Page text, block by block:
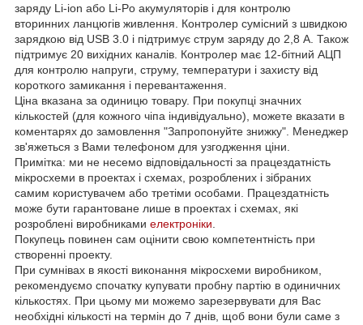
заряду Li-ion або Li-Po акумуляторів і для контролю
вторинних ланцюгів живлення. Контролер сумісний з швидкою
зарядкою від USB 3.0 і підтримує струм заряду до 2,8 А. Також
підтримує 20 вихідних каналів. Контролер має 12-бітний АЦП
для контролю напруги, струму, температури і захисту від
короткого замикання і перевантаження.
Ціна вказана за одиницю товару. При покупці значних
кількостей (для кожного чіпа індивідуально), можете вказати в
коментарях до замовлення "Запропонуйте знижку". Менеджер
зв'яжеться з Вами телефоном для узгодження ціни.
Примітка: ми не несемо відповідальності за працездатність
мікросхеми в проектах і схемах, розроблених і зібраних
самим користувачем або третіми особами. Працездатність
може бути гарантоване лише в проектах і схемах, які
розроблені виробниками електроніки
Покупець повинен сам оцінити свою компетентність при
створенні проекту.
При сумнівах в якості виконання мікросхеми виробником,
рекомендуємо спочатку купувати пробну партію в одиничних
кількостях. При цьому ми можемо зарезервувати для Вас
необхідні кількості на термін до 7 днів, щоб вони були саме з